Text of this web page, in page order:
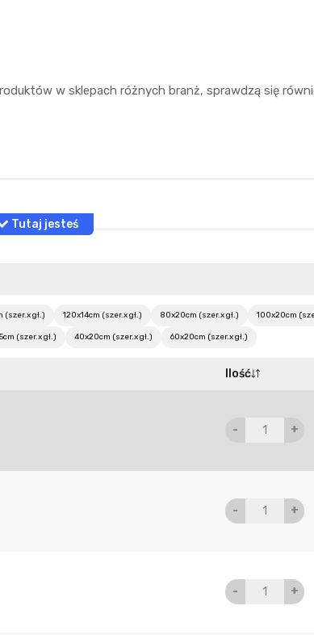
w sklepach różnych branż, sprawdzą się
(szer.x gł.) 120x14cm (szer.x gł.) 80x20cm (szer.x gł.) 100x20cm
(szer.x gł.) 40x20cm (szer.x gł.) 60x20cm (szer.x gł.)
Ilość
- +
- +
- +